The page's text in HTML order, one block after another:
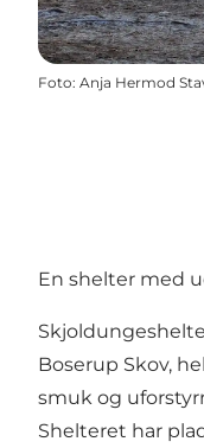
Foto: Anja Hermod
En shelter med
Boserup Skov,
smuk og
Shelteret har